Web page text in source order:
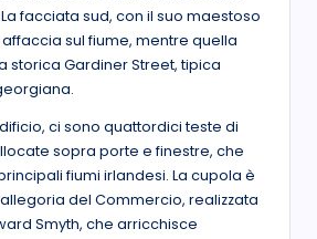
facciata sud, con il suo maestoso
sul fiume, mentre quella
storica Gardiner Street, tipica
ci sono quattordici teste di
sopra porte e finestre, che
fiumi irlandesi. La cupola è
del Commercio, realizzata
Smyth, che arricchisce